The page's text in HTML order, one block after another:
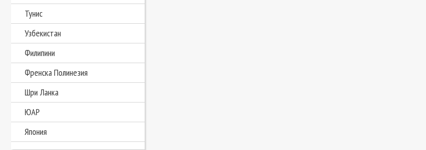
Тунис
Узбекистан
Филипини
Френска Полинезия
Шри Ланка
ЮАР
Япония